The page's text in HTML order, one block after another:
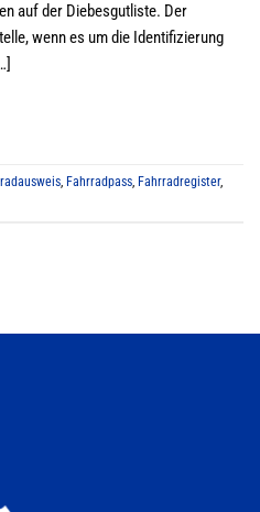
auf der Diebesgutliste. Der
wenn es um die Identifizierung
, Fahrradpass, Fahrradregister,